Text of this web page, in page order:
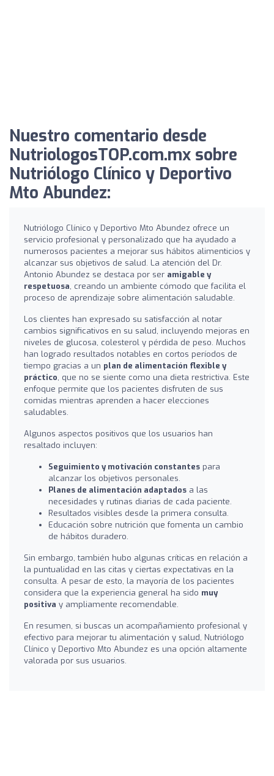
Nuestro comentario desde
NutriologosTOP.com.mx sobre
Nutriólogo Clínico y Deportivo
Mto Abundez:
Nutriólogo Clínico y Deportivo Mto Abundez ofrece un
servicio profesional y personalizado que ha ayudado a
numerosos pacientes a mejorar sus hábitos alimenticios y
alcanzar sus objetivos de salud. La atención del Dr.
Antonio Abundez se destaca por ser amigable y
respetuosa, creando un ambiente cómodo que facilita el
proceso de aprendizaje sobre alimentación saludable.
Los clientes han expresado su satisfacción al notar
cambios significativos en su salud, incluyendo mejoras en
niveles de glucosa, colesterol y pérdida de peso. Muchos
han logrado resultados notables en cortos períodos de
tiempo gracias a un plan de alimentación flexible y
práctico, que no se siente como una dieta restrictiva. Este
enfoque permite que los pacientes disfruten de sus
comidas mientras aprenden a hacer elecciones
saludables.
Algunos aspectos positivos que los usuarios han
resaltado incluyen:
Seguimiento y motivación constantes para
alcanzar los objetivos personales.
Planes de alimentación adaptados a las
necesidades y rutinas diarias de cada paciente.
Resultados visibles desde la primera consulta.
Educación sobre nutrición que fomenta un cambio
de hábitos duradero.
Sin embargo, también hubo algunas críticas en relación a
la puntualidad en las citas y ciertas expectativas en la
consulta. A pesar de esto, la mayoría de los pacientes
considera que la experiencia general ha sido muy
positiva y ampliamente recomendable.
En resumen, si buscas un acompañamiento profesional y
efectivo para mejorar tu alimentación y salud, Nutriólogo
Clínico y Deportivo Mto Abundez es una opción altamente
valorada por sus usuarios.